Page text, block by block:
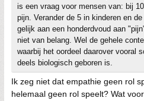
is een vraag voor mensen van: bij
pijn. Verander de 5 in kinderen en
gelijk aan een honderdvoud aan
niet van belang. Wel de gehele
waarbij het oordeel daarover vooral
deels biologisch geboren is.
Ik zeg niet dat empathie geen rol
helemaal geen rol speelt? Wat